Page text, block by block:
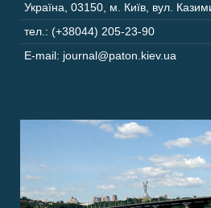
Україна 03150 м. Київ, вул.
тел.: (+38044) 205-23-90
E-mail: journal@paton.kiev.ua